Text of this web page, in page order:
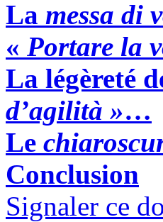
La messa di
« Portare la
La légèreté
d’agilità »…
Le
Conclusion
Signaler ce